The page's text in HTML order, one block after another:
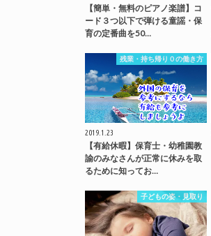
【簡単・無料のピアノ楽譜】コ
ード３つ以下で弾ける童謡・保
育の定番曲を50…
残業・持ち帰り０の働き方
2019.1.23
【有給休暇】保育士・幼稚園教
諭のみなさんが正常に休みを取
るために知ってお…
子どもの姿・見取り